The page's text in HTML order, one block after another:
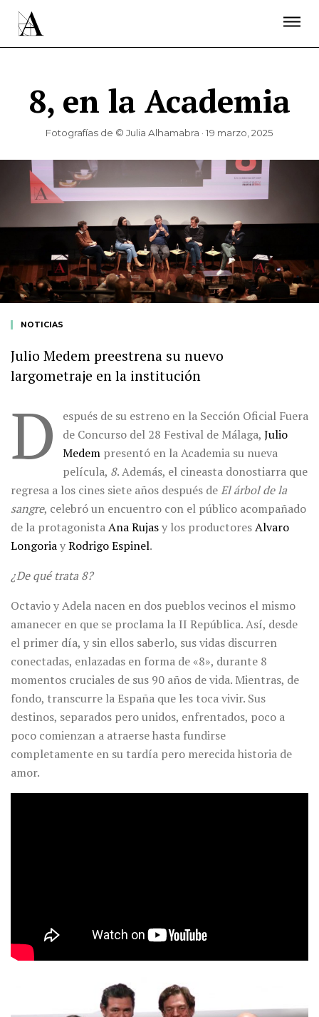
8, en la Academia
Fotografías de © Julia Alhamabra · 19 marzo, 2025
NOTICIAS
Julio Medem preestrena su nuevo
largometraje en la institución
D
espués de su estreno en la Sección Oficial Fuera
de Concurso del 28 Festival de Málaga, Julio
Medempresentó en la Academia su nueva
película, 8. Además, el cineasta donostiarra que
regresa a los cines siete años después deEl árbol de la
sangre, celebró un encuentro con el público acompañado
de la protagonistaAna Rujasy los productoresAlvaro
LongoriayRodrigo Espinel.
¿De qué trata 8?
Octavio y Adela nacen en dos pueblos vecinos el mismo
amanecer en que se proclama la II República. Así, desde
el primer día, y sin ellos saberlo, sus vidas discurren
conectadas, enlazadas en forma de «8», durante 8
momentos cruciales de sus 90 años de vida. Mientras, de
fondo, transcurre la España que les toca vivir. Sus
destinos, separados pero unidos, enfrentados, poco a
poco comienzan a atraerse hasta fundirse
completamente en su tardía pero merecida historia de
amor.
ÚNETE A LA ACADEMIA DE CINE
PRENSA